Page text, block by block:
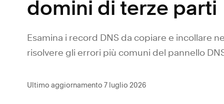
domini di terze parti
Esamina i record DNS da copiare e incollare
risolvere gli errori più comuni del pannello
Ultimo aggiornamento 7 luglio 2026